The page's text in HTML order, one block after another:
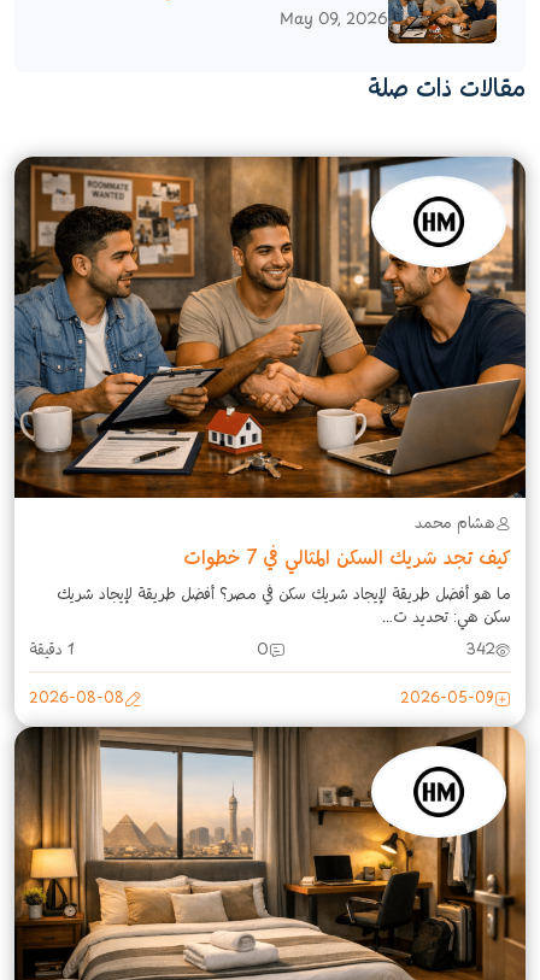
May 09, 2026
مقالات ذات صلة
هشام محمد
كيف تجد شريك السكن المثالي في 7 خطوات
ما هو أفضل طريقة لإيجاد شريك سكن في مصر؟ أفضل طريقة لإيجاد شريك
سكن هي: تحديد ت...
342
0 1 دقيقة
2026-05-09
2026-08-08